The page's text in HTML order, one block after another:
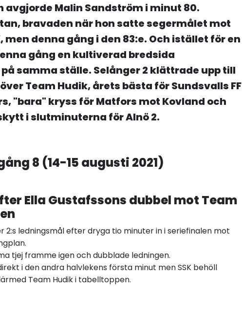
avgjorde Malin Sandström i minut 80.
bravaden när hon satte segermålet mot
denna gång i den 83:e. Och istället för en
gång en kultiverad bredsida
samma ställe. Selånger 2 klättrade upp till
Team Hudik, årets bästa för Sundsvalls FF
"bara" kryss för Matfors mot Kovland och
i slutminuterna för Alnö 2.
8 (14-15 augusti 2021)
Ella Gustafssons dubbel mot Team
2:s ledningsmål efter dryga tio minuter in i seriefinalen mot
tjej framme igen och dubblade ledningen.
i den andra halvlekens första minut men SSK behöll
Team Hudik i tabelltoppen.